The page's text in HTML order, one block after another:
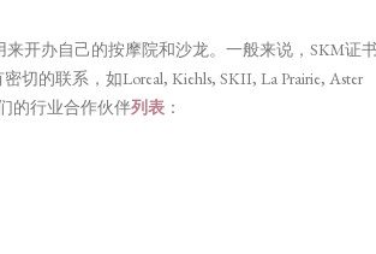
开办自己的按摩院和沙龙。一般来说，SKM证书
的联系，如Loreal, Kiehls, SKII, La Prairie, Aster
的行业合作伙伴列表 ：